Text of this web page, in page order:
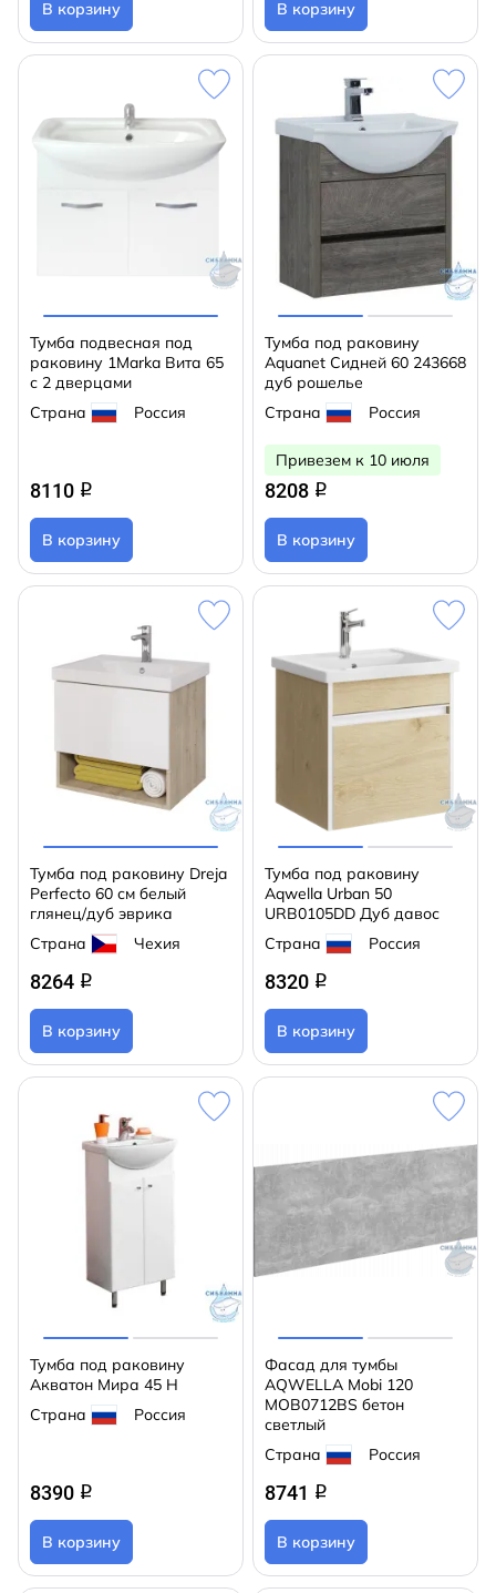
В корзину В корзину
Тумба подвесная под
раковину 1Marka Вита 65
с 2 дверцами
Страна
Россия
8110 q
В корзину
Тумба под раковину
Aquanet Сидней 60 243668
дуб рошелье
Страна
Россия
Привезем к 10 июля
8208 q
В корзину
Тумба под раковину Dreja
Perfecto 60 см белый
глянец/дуб эврика
Страна
Чехия
8264 q
В корзину
Тумба под раковину
Aqwella Urban 50
URB0105DD Дуб давос
Страна
Россия
8320 q
В корзину
Тумба под раковину
Акватон Мира 45 Н
Страна
Россия
8390 q
В корзину
Фасад для тумбы
AQWELLA Mobi 120
MOB0712BS бетон
светлый
Страна
Россия
8741 q
В корзину